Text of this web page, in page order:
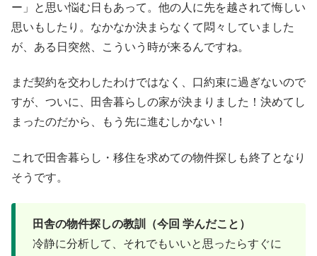
ー」と思い悩む日もあって。他の人に先を越されて悔しい
思いもしたり。なかなか決まらなくて悶々していました
が、ある日突然、こういう時が来るんですね。
まだ契約を交わしたわけではなく、口約束に過ぎないので
すが、ついに、田舎暮らしの家が決まりました！決めてし
まったのだから、もう先に進むしかない！
これで田舎暮らし・移住を求めての物件探しも終了となり
そうです。
田舎の物件探しの教訓（今回 学んだこと）
冷静に分析して、それでもいいと思ったらすぐに